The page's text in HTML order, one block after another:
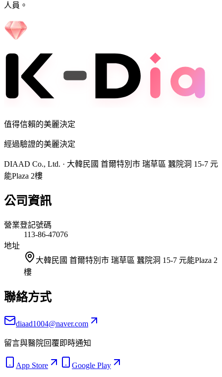
人員。
值得信賴的美麗決定
經過驗證的美麗決定
DIAAD Co., Ltd. · 大韓民國 首爾特別市 瑞草區 蠶院洞 15-7 元
能Plaza 2樓
公司資訊
營業登記號碼
113-86-47076
地址
大韓民國 首爾特別市 瑞草區 蠶院洞 15-7 元能Plaza 2
樓
聯絡方式
diaad1004@naver.com
留言與醫院回覆即時通知
App Store Google Play